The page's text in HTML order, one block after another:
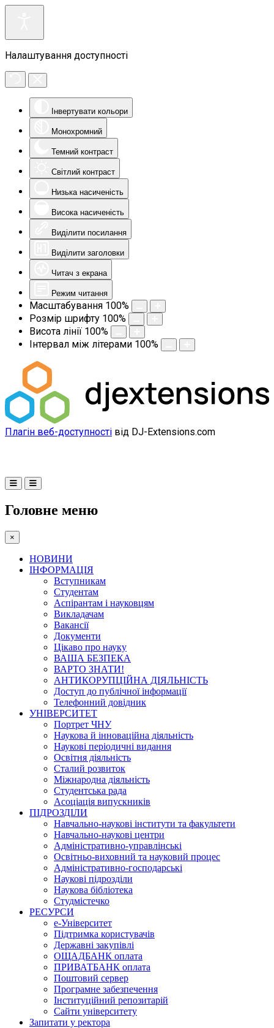
Налаштування доступності
Інвертувати кольори
Монохромний
Темний контраст
Світлий контраст
Низька насиченість
Висока насиченість
Виділити посилання
Виділити заголовки
Читач з екрана
Режим читання
Масштабування 100%
Розмір шрифту 100%
Висота лінії 100%
Інтервал між літерами 100%
Плагін веб-доступності від DJ-Extensions.com
Головне меню
×
НОВИНИ
ІНФОРМАЦІЯ
Вступникам
Студентам
Аспірантам і науковцям
Викладачам
Вакансії
Документи
Цікаво про науку
ВАША БЕЗПЕКА
ВАРТО ЗНАТИ!
АНТИКОРУПЦІЙНА ДІЯЛЬНІСТЬ
Доступ до публічної інформації
Телефонний довідник
УНІВЕРСИТЕТ
Портрет ЧНУ
Наукова й інноваційна діяльність
Наукові періодичні видання
Освітня діяльність
Сталий розвиток
Міжнародна діяльність
Студентська рада
Асоціація випускників
ПІДРОЗДІЛИ
Навчально-наукові інститути та факультети
Навчально-наукові центри
Адміністративно-управлінські
Освітньо-виховний та науковий процес
Адміністративно-господарські
Наукові підрозділи
Наукова бібліотека
Студмістечко
РЕСУРСИ
е-Університет
Підтримка користувачів
Державні закупівлі
ОЩАДБАНК оплата
ПРИВАТБАНК оплата
Поштовий сервер
Програмне забезпечення
Інституційний репозитарій
Сайти університету
Запитати у ректора